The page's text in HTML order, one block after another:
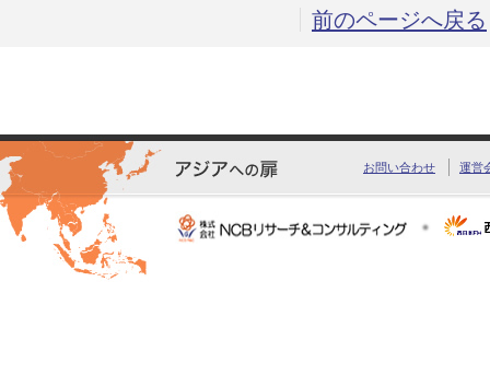
前のページへ戻る
お問い合わせ 運営